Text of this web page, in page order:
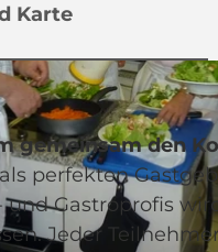
Karte
gemeinsam den
perfekten
und Gastroprofis
Jeder